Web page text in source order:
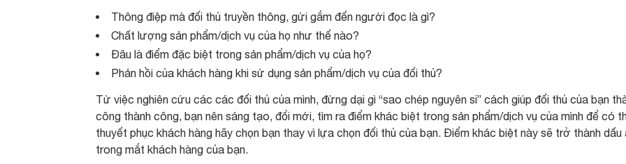
Thông điệp mà đối thủ truyền thông, gửi gắm đến người đọc là gì?
Chất lượng sản phẩm/dịch vụ của họ như thế nào?
Đâu là điểm đặc biệt trong sản phẩm/dịch vụ của họ?
Phản hồi của khách hàng khi sử dụng sản phẩm/dịch vụ của đối thủ?
Từ việc nghiên cứu các các đối thủ của mình, đừng dại gì “sao chép nguyên si” cách giúp đối thủ của bạn
công thành công, bạn nên sáng tạo, đổi mới, tìm ra điểm khác biệt trong sản phẩm/dịch vụ của mình để có
thuyết phục khách hàng hãy chọn bạn thay vì lựa chọn đối thủ của bạn. Điểm khác biệt này sẽ trở thành dấu
trong mắt khách hàng của bạn.